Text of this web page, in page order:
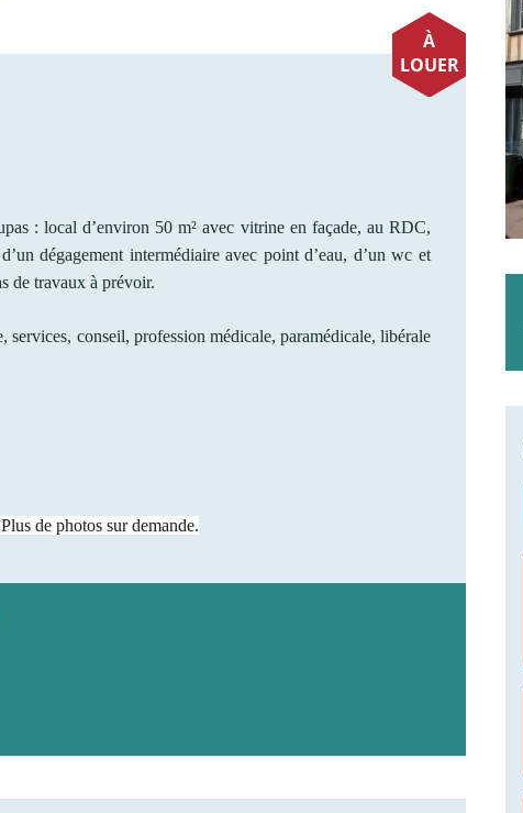
À
LOUER
: local d’environ 50 m² avec vitrine en façade, au RDC,
dégagement intermédiaire avec point d’eau, d’un wc et
de travaux à prévoir.
services, conseil, profession médicale, paramédicale, libérale
de photos sur demande.